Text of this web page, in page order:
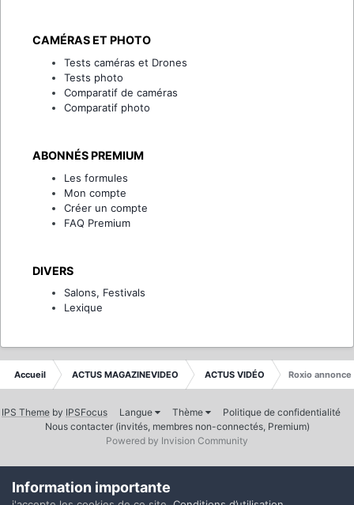
CAMÉRAS ET PHOTO
Tests caméras et Drones
Tests photo
Comparatif de caméras
Comparatif photo
ABONNÉS PREMIUM
Les formules
Mon compte
Créer un compte
FAQ Premium
DIVERS
Salons, Festivals
Lexique
Accueil ACTUS MAGAZINEVIDEO ACTUS VIDÉO Roxio
IPS Theme by IPSFocus Langue Thème
Politique de confidentialité
Nous contacter (invités, membres non-connectés, Premium)
Powered by Invision Community
Information importante